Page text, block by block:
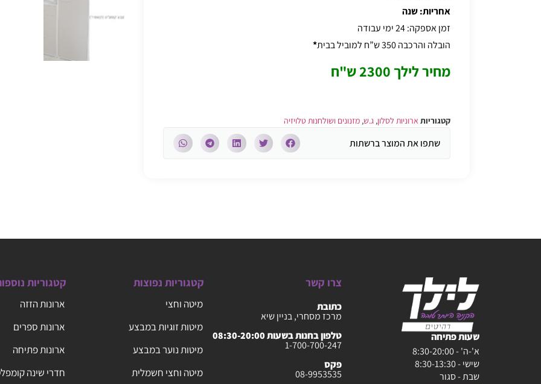
אחריות: שנה
זמן אספקה: 24 ימי עבודה
הובלה והרכבה 350 ש”ח למוביל בבית
*
מחיר לילך 2300 ש"ח
קטגוריות ארוניות לסלון, ג.ש, מזנונים ושולחנות טלויזיה
שתפו את המוצר ברשתות
שעות פתיחה
א'-ה' - 8:30-20:00
שישי - 8:30-13:30
שבת - סגור
צרו קשר
כתובת
מרכז מסחרי, בניין שיא
טלפון בחנות בשעות 08:30-20:00
1-700-700-247
פקס
08-9953535
קטגוריות נפוצות
מיטה וחצי
מיטות זוגיות במבצע
מיטות נוער במבצע
מיטה וחצי חשמלית
קטגוריות
ארונות הזזה
ארונות ספרים
ארונות פתיחה
חדרי שינה